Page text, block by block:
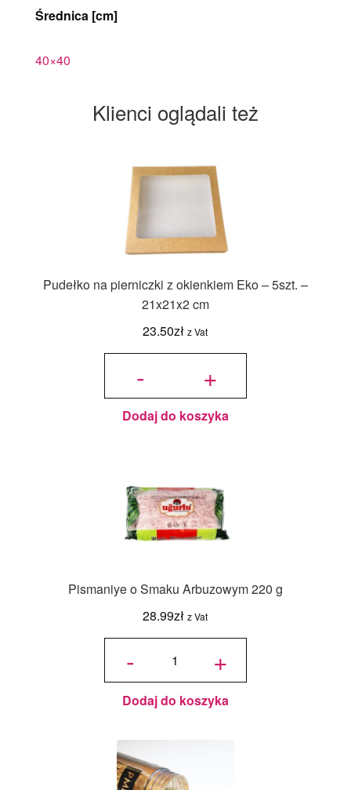
Średnica [cm]
40×40
Klienci oglądali też
Pudełko na pierniczki z okienkiem Eko – 5szt. –
21x21x2 cm
23.50zł z Vat
-
ilość
pierniczki
okienkiem
Eko -
5szt. -
cm
+
Dodaj do koszyka
Pismaniye o Smaku Arbuzowym 220 g
28.99zł z Vat
-
ilość
Arbuzowym
220 g +
Dodaj do koszyka